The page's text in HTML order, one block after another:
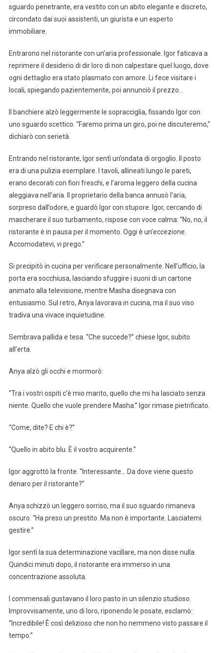
sguardo penetrante, era vestito con un abito elegante e discreto,
circondato dai suoi assistenti, un giurista e un esperto
immobiliare.
Entrarono nel ristorante con un’aria professionale. Igor faticava a
reprimere il desiderio di dir loro di non calpestare quel luogo, dove
ogni dettaglio era stato plasmato con amore. Li fece visitare i
locali, spiegando pazientemente, poi annunciò il prezzo…
Il banchiere alzò leggermente le sopracciglia, fissando Igor con
uno sguardo scettico. “Faremo prima un giro, poi ne discuteremo,”
dichiarò con serietà.
Entrando nel ristorante, Igor sentì un’ondata di orgoglio. Il posto
era di una pulizia esemplare. I tavoli, allineati lungo le pareti,
erano decorati con fiori freschi, e l’aroma leggero della cucina
aleggiava nell’aria. Il proprietario della banca annusò l’aria,
sorpreso dall’odore, e guardò Igor con stupore. Igor, cercando di
mascherare il suo turbamento, rispose con voce calma: “No, no, il
ristorante è in pausa per il momento. Oggi è un’eccezione.
Accomodatevi, vi prego.”
Si precipitò in cucina per verificare personalmente. Nell’ufficio, la
porta era socchiusa, lasciando sfuggire i suoni di un cartone
animato alla televisione, mentre Masha disegnava con
entusiasmo. Sul retro, Anya lavorava in cucina, ma il suo viso
tradiva una vivace inquietudine.
Sembrava pallida e tesa. “Che succede?” chiese Igor, subito
all’erta.
Anya alzò gli occhi e mormorò:
“Tra i vostri ospiti c’è mio marito, quello che mi ha lasciato senza
niente. Quello che vuole prendere Masha.” Igor rimase pietrificato.
“Come, dite? E chi è?”
“Quello in abito blu. È il vostro acquirente.”
Igor aggrottò la fronte. “Interessante… Da dove viene questo
denaro per il ristorante?”
Anya schizzò un leggero sorriso, ma il suo sguardo rimaneva
oscuro. “Ha preso un prestito. Ma non è importante. Lasciatemi
gestire.”
Igor sentì la sua determinazione vacillare, ma non disse nulla.
Quindici minuti dopo, il ristorante era immerso in una
concentrazione assoluta.
I commensali gustavano il loro pasto in un silenzio studioso.
Improvvisamente, uno di loro, riponendo le posate, esclamò:
“Incredibile! È così delizioso che non ho nemmeno visto passare il
tempo.”